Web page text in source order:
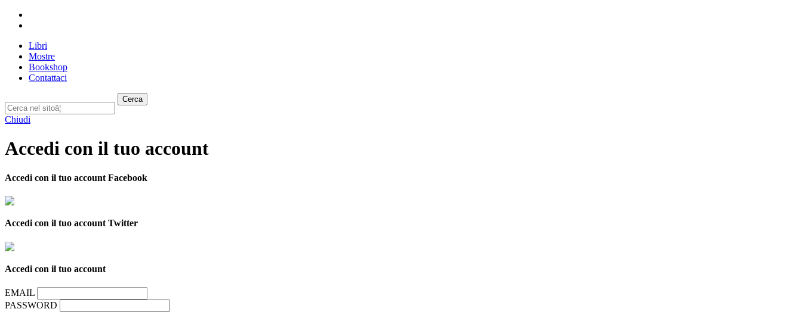
Libri
Mostre
Bookshop
Contattaci
Cerca
Chiudi
Accedi con il tuo account
Accedi con il tuo account Facebook
Accedi con il tuo account Twitter
Accedi con il tuo account
EMAIL
PASSWORD